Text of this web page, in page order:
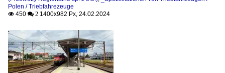
Polen / Triebfahrezeuge
 450  2 1400x982 Px, 24.02.2024